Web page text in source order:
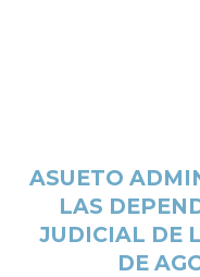
ASUETO
LAS
JUDICIAL DE
DE